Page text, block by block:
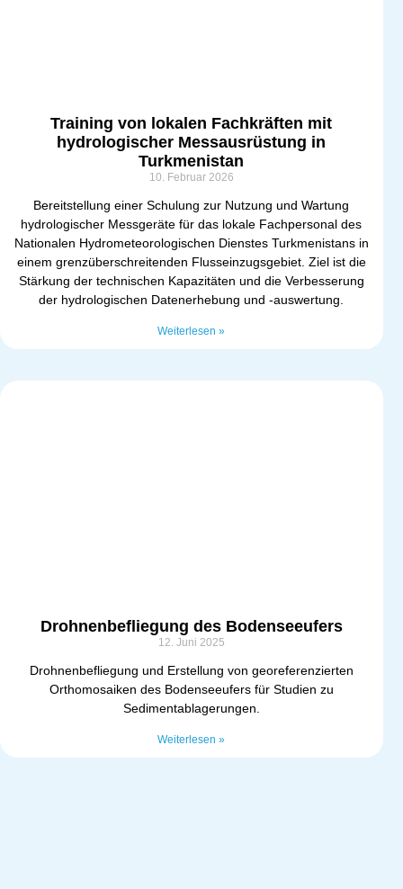
Training von lokalen Fachkräften mit
hydrologischer Messausrüstung in
Turkmenistan
10. Februar 2026
Bereitstellung einer Schulung zur Nutzung und Wartung
hydrologischer Messgeräte für das lokale Fachpersonal des
Nationalen Hydrometeorologischen Dienstes Turkmenistans in
einem grenzüberschreitenden Flusseinzugsgebiet. Ziel ist die
Stärkung der technischen Kapazitäten und die Verbesserung
der hydrologischen Datenerhebung und -auswertung.
Weiterlesen »
Drohnenbefliegung des Bodenseeufers
12. Juni 2025
Drohnenbefliegung und Erstellung von georeferenzierten
Orthomosaiken des Bodenseeufers für Studien zu
Sedimentablagerungen.
Weiterlesen »